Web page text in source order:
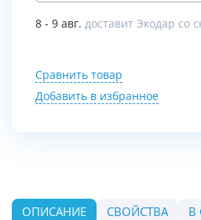
8 - 9 авг. доставит Экодар со
Сравнить товар
Добавить в избранное
ОПИСАНИЕ СВОЙСТВА В